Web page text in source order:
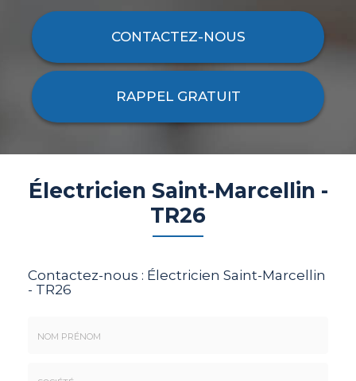
CONTACTEZ-NOUS
RAPPEL GRATUIT
Électricien Saint-Marcellin -
TR26
Contactez-nous : Électricien Saint-Marcellin
- TR26